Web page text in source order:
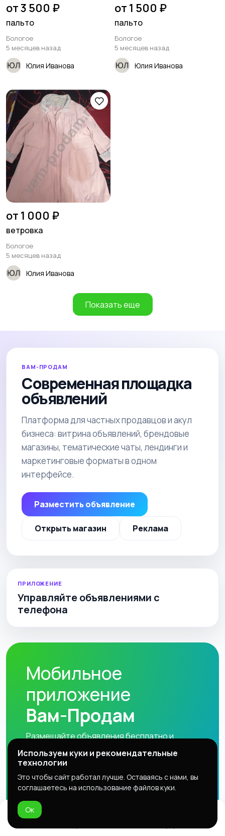
от 3 500 ₽
пальто
Бологое
5 месяцев назад
Юлия Иванова
от 1 500 ₽
пальто
Бологое
5 месяцев назад
Юлия Иванова
от 1 000 ₽
ветровка
Бологое
5 месяцев назад
Юлия Иванова
Показать еще
ВАМ-ПРОДАМ
Современная площадка
объявлений
Платформа для частных продавцов и акул
бизнеса: витрина объявлений, брендовые
магазины, тематические чаты, лендинги и
маркетинговые форматы в одном
интерфейсе.
Разместить объявление
Открыть магазин Реклама
ПРИЛОЖЕНИЕ
Управляйте объявлениями с
телефона
Мобильное
приложение
Вам-Продам
Размещайте объявления бесплатно и
ограничений.
App Store
AppGallery
Используем куки и рекомендательные
технологии
Это чтобы сайт работал лучше. Оставаясь с нами, вы
соглашаетесь на использование файлов куки.
Ок